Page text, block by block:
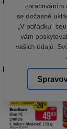
zpracováním
se dočasně
„V pořádku“
vám
vašich údajů.